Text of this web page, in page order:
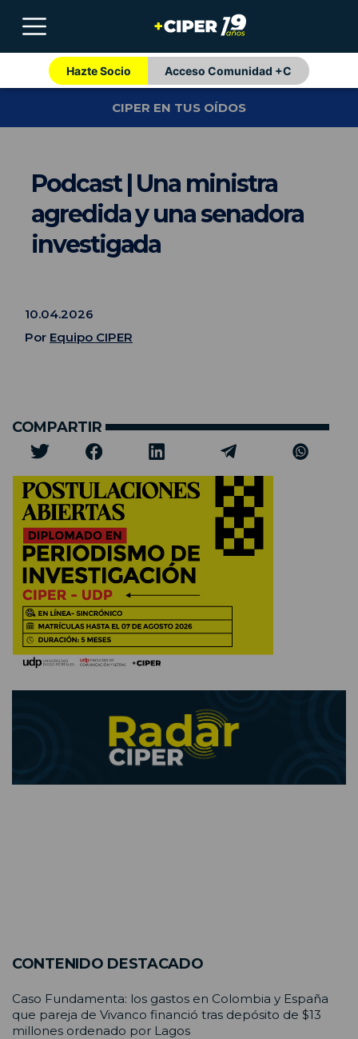
Hazte Socio Acceso Comunidad +C
CIPER EN TUS OÍDOS
Podcast | Una ministra
agredida y una senadora
investigada
10.04.2026
Por Equipo CIPER
COMPARTIR
CONTENIDO DESTACADO
Caso Fundamenta: los gastos en Colombia y España
que pareja de Vivanco financió tras depósito de $13
millones ordenado por Lagos